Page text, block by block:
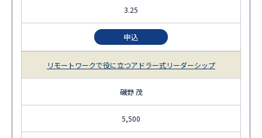
3.25
申込
リモートワークで役に立つアドラー式リーダーシップ
磯野 茂
5,500